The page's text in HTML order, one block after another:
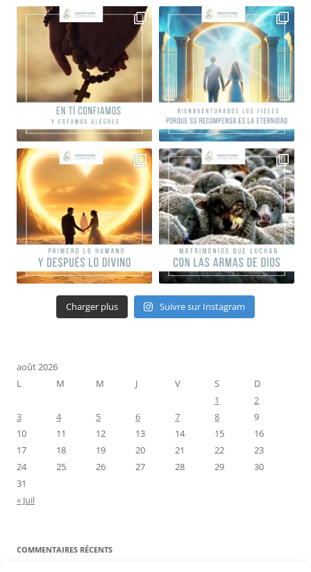
Charger plus Suivre sur Instagram
août 2026
L
M M J V S
D
1
2
3
4 5 6 7 8
9
10
11 12 13 14 15
16
17
18 19 20 21 22
23
24
25 26 27 28 29
30
31
« Juil
COMMENTAIRES RÉCENTS